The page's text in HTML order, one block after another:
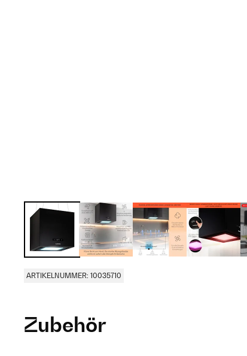
ARTIKELNUMMER: 10035710
Zubehör